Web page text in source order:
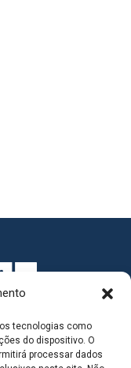
tecnologias como
do dispositivo. O
processar dados